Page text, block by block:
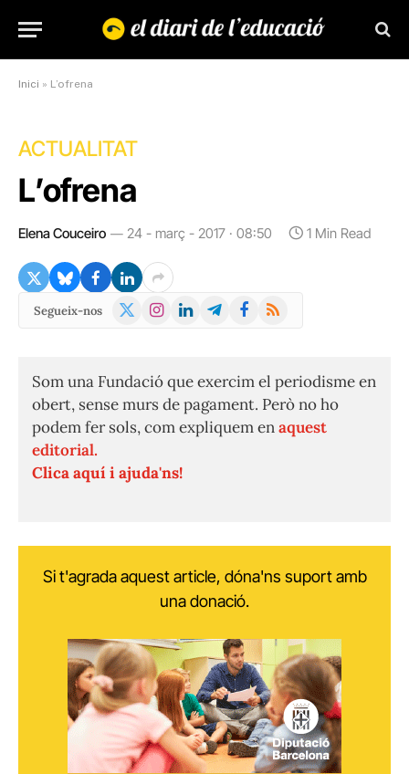
Inici » L’ofrena
ACTUALITAT
L’ofrena
Elena Couceiro 24 - març - 2017 · 08:50 1 Min Read
Segueix-nos
X
Instagram
LinkedInTelegramFacebook
RSS
Som una Fundació que exercim el periodisme en
obert, sense murs de pagament. Però no ho
podem fer sols, com expliquem enaquest
editorial.
Clica aquí i ajuda'ns!
Si t'agrada aquest article, dóna'ns suport amb
una donació.